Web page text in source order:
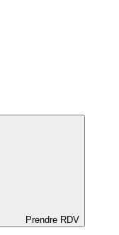
Prendre RDV